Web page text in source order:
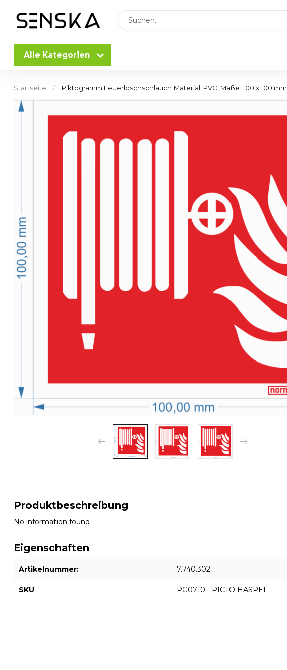
Alle Kategorien
Startseite / Piktogramm Feuerlöschschlauch Material: PVC, Maße: 100 x 100 mm
Produktbeschreibung
No information found
Eigenschaften
Artikelnummer: 7.740.302
SKU PG0710 - PICTO HASPEL